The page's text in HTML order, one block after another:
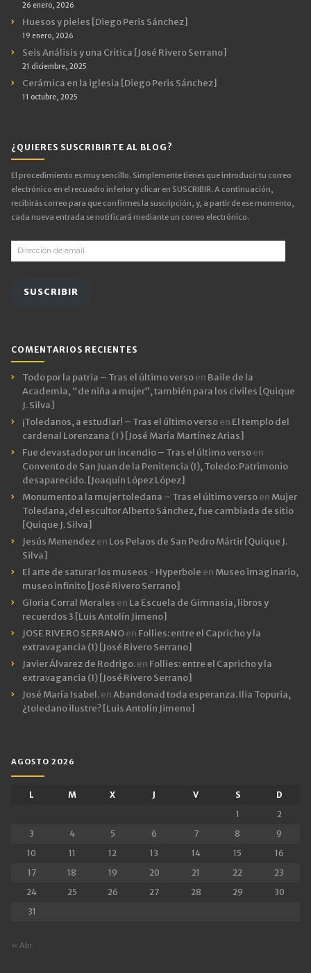
26 enero, 2026
Huesos y pieles [Diego Peris Sánchez]
19 enero, 2026
Seis Análisis y una Crítica [José Rivero Serrano]
21 diciembre, 2025
Cerámica en la iglesia [Diego Peris Sánchez]
11 octubre, 2025
¿QUIERES SUSCRIBIRTE AL BLOG?
El procedimiento es muy sencillo. Simplemente tienes que introducir tu correo
electrónico en el recuadro inferior y clicar en SUSCRIBIR. A continuación,
recibirás correo para que confirmes la suscripción, y, a partir de ese momento,
cada nueva entrada se notificará mediante un correo electrónico.
Dirección
de
SUSCRIBIR
COMENTARIOS RECIENTES
Todo por la patria – Tras el último versoen Baile de la
Academia, “de niña a mujer”, también para los civiles [Quique
J. Silva]
¡Toledanos, a estudiar! – Tras el último versoen El templo del
cardenal Lorenzana ( I ) [José María Martínez Arias]
Fue devastado por un incendio – Tras el último versoen
Convento de San Juan de la Penitencia (I), Toledo: Patrimonio
desaparecido. [Joaquín López López]
Monumento a la mujer toledana – Tras el último versoen Mujer
Toledana, del escultor Alberto Sánchez, fue cambiada de sitio
[Quique J. Silva]
Jesús Menendezen Los Pelaos de San Pedro Mártir [Quique J.
Silva]
El arte de saturar los museos - Hyperbole en Museo imaginario,
museo infinito [José Rivero Serrano]
Gloria Corral Morales en La Escuela de Gimnasia, libros y
recuerdos 3 [Luis Antolín Jimeno]
JOSE RIVERO SERRANOen Follies: entre el Capricho y la
extravagancia (1) [José Rivero Serrano]
Javier Álvarez de Rodrigo.en Follies: entre el Capricho y la
extravagancia (1) [José Rivero Serrano]
José María Isabel.enAbandonad toda esperanza. Ilia Topuria,
¿toledano ilustre? [Luis Antolín Jimeno]
AGOSTO 2026
L M X J V S
D
1
2
3
4 5 6 7 8
9
10
11 12 13 14 15
16
17
18 19 20 21 22
23
24
25 26 27 28 29
30
31
« Abr